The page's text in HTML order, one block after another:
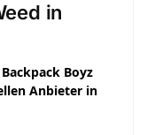
in
Boyz
Anbieter in